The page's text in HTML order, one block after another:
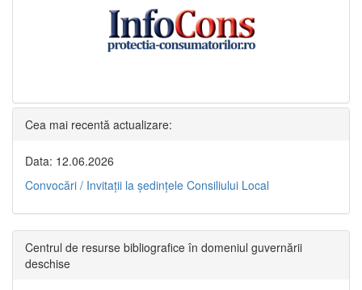
Cea mai recentă actualizare:
Data: 12.06.2026
Convocări / Invitaţii la şedinţele Consiliului Local
Centrul de resurse bibliografice în domeniul guvernării
deschise